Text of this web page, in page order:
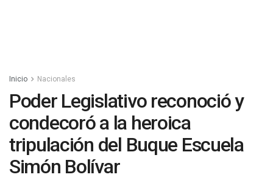
Inicio Nacionales
Poder Legislativo reconoció y
condecoró a la heroica
tripulación del Buque Escuela
Simón Bolívar